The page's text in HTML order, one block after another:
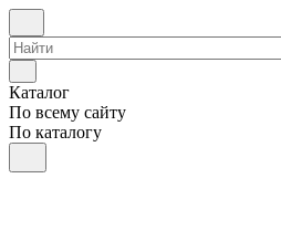
Каталог
По всему сайту
По каталогу